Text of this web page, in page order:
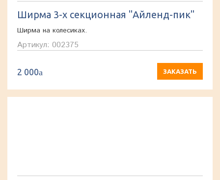
Ширма 3-х секционная "Айленд-пик"
Ширма на колесиках.
Артикул: 002375
2 000a ЗАКАЗАТЬ